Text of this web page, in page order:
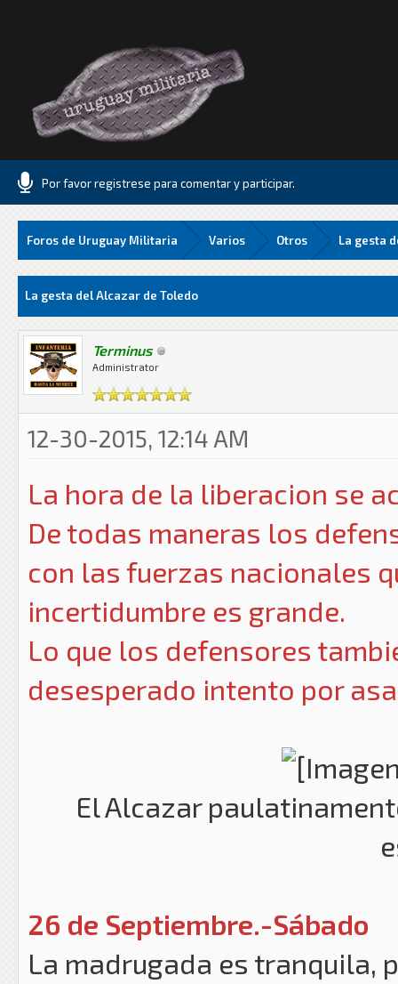
Por favor registrese para comentar y participar.
Foros de Uruguay Militaria Varios Otros La gesta
La gesta del Alcazar de Toledo
Terminus
Administrator
12-30-2015, 12:14 AM
La hora de la liberacion se
De todas maneras los
con las fuerzas nacionales
incertidumbre es grande.
Lo que los defensores
desesperado intento por
El Alcazar
26 de Septiembre.-Sábado
La madrugada es tranquila,